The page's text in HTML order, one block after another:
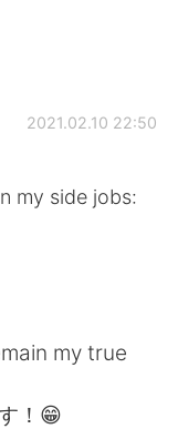
2021.02.10 22:50
my side jobs:
my true
！😁